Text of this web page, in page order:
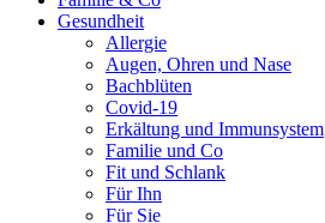
Gesundheit
Allergie
Augen, Ohren und Nase
Bachblüten
Covid-19
Erkältung und Immunsystem
Familie und Co
Fit und Schlank
Für Ihn
Für Sie